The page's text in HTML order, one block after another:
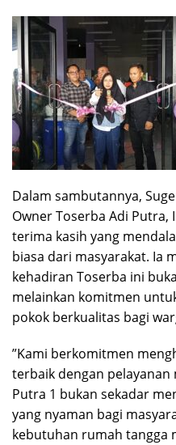
​Dalam sambutannya,
Owner Toserba Adi Putra,
terima kasih yang
biasa dari masyarakat. Ia
kehadiran Toserba ini
melainkan komitmen
pokok berkualitas bagi
​”Kami berkomitmen
terbaik dengan pelayanan
Putra 1 bukan sekadar
yang nyaman bagi
kebutuhan rumah tangga